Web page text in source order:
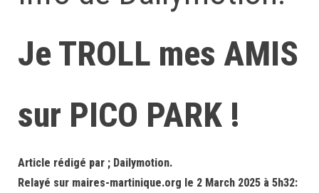
Je TROLL mes AMIS
sur PICO PARK !
Article rédigé par ; Dailymotion.
Relayé sur maires-martinique.org le 2 March 2025 à 5h32: